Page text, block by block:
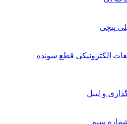
پیچی
الکترونیکی قطع شونده
و لیبل
سیم